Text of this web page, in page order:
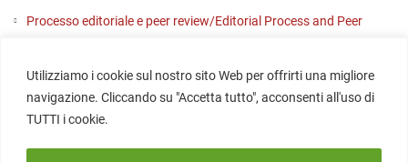
Utilizziamo i cookie sul nostro sito Web per offrirti una migliore
navigazione. Cliccando su "Accetta tutto", acconsenti all'uso di
TUTTI i cookie.
Processo editoriale e peer review/Editorial Process and Peer
Contattaci/Contact us
SOCIAL